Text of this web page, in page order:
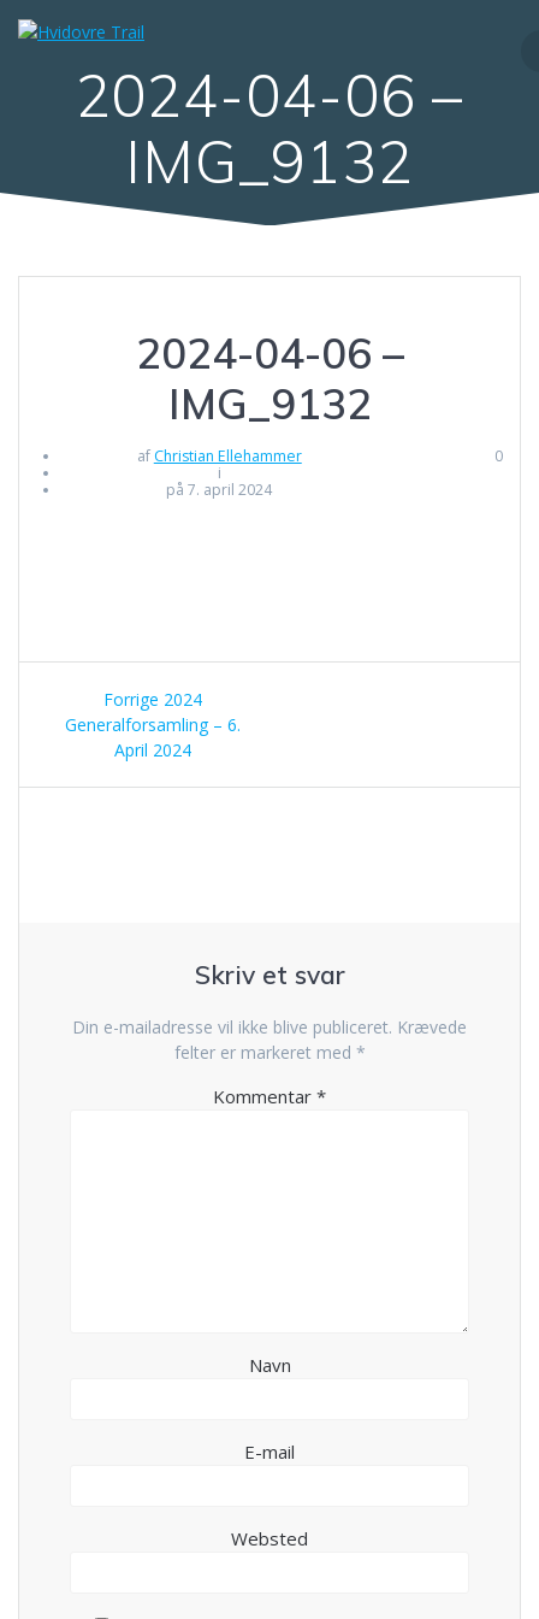
2024-04-06 –
IMG_9132
2024-04-06 –
IMG_9132
af Christian Ellehammer
i
på 7. april 2024
0
Indlægsnavigation
Forrige Forrige
indlæg:
2024
Generalforsamling – 6.
April 2024
Skriv et svar
Din e-mailadresse vil ikke blive publiceret. Krævede
felter er markeret med *
Kommentar *
Navn
E-mail
Websted